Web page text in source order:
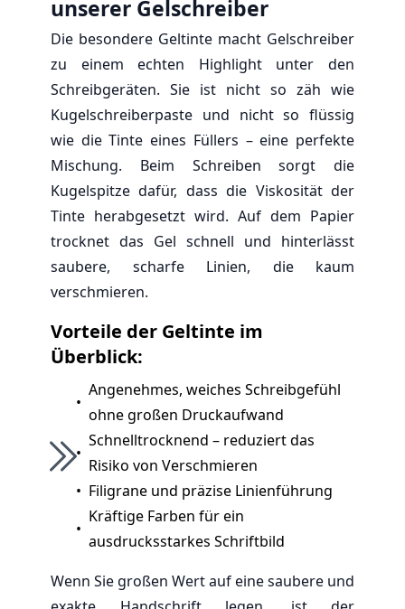
unserer Gelschreiber
Die besondere Geltinte macht Gelschreiber
zu einem echten Highlight unter den
Schreibgeräten. Sie ist nicht so zäh wie
Kugelschreiberpaste und nicht so flüssig
wie die Tinte eines Füllers – eine perfekte
Mischung. Beim Schreiben sorgt die
Kugelspitze dafür, dass die Viskosität der
Tinte herabgesetzt wird. Auf dem Papier
trocknet das Gel schnell und hinterlässt
saubere, scharfe Linien, die kaum
verschmieren.
Vorteile der Geltinte im
Überblick:
•
Angenehmes, weiches Schreibgefühl
ohne großen Druckaufwand
•
Schnelltrocknend – reduziert das
Risiko von Verschmieren
• Filigrane und präzise Linienführung
•
Kräftige Farben für ein
ausdrucksstarkes Schriftbild
Wenn Sie großen Wert auf eine saubere und